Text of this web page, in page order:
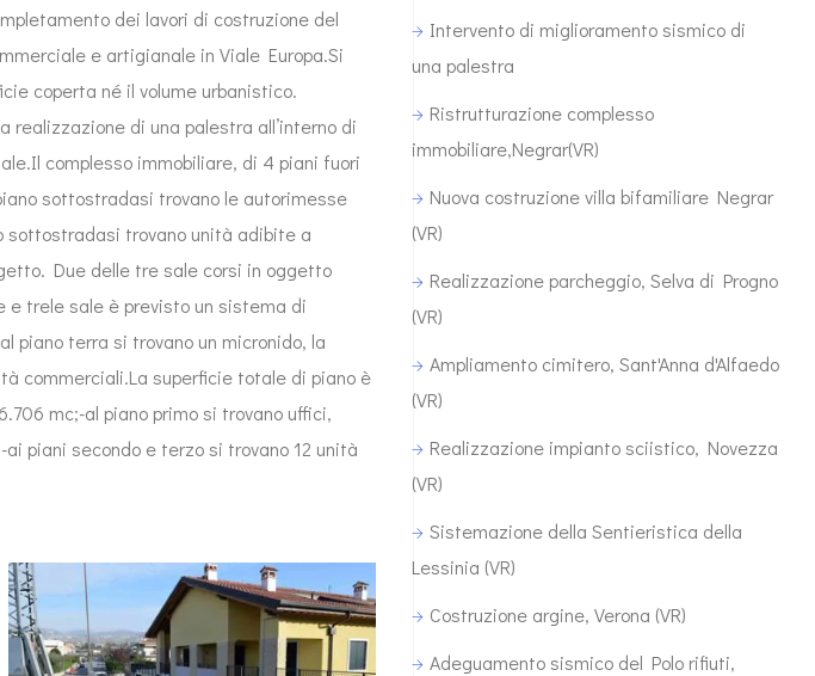
dei lavori di costruzione del
e artigianale in Viale Europa.Si
coperta né il volume urbanistico.
realizzazione di una palestra all’interno di
complesso immobiliare, di 4 piani fuori
sottostradasi trovano le autorimesse
sottostradasi trovano unità adibite a
Due delle tre sale corsi in oggetto
e trele sale è previsto un sistema di
piano terra si trovano un micronido, la
commerciali.La superficie totale di piano è
mc;-al piano primo si trovano uffici,
piani secondo e terzo si trovano 12 unità
Intervento di miglioramento sismico di
una palestra
Ristrutturazione complesso
immobiliare,Negrar(VR)
Nuova costruzione villa bifamiliare Negrar
(VR)
Realizzazione parcheggio, Selva di Progno
(VR)
Ampliamento cimitero, Sant'Anna d'Alfaedo
(VR)
Realizzazione impianto sciistico, Novezza
(VR)
Sistemazione della Sentieristica della
Lessinia (VR)
Costruzione argine, Verona (VR)
Adeguamento sismico del Polo rifiuti,